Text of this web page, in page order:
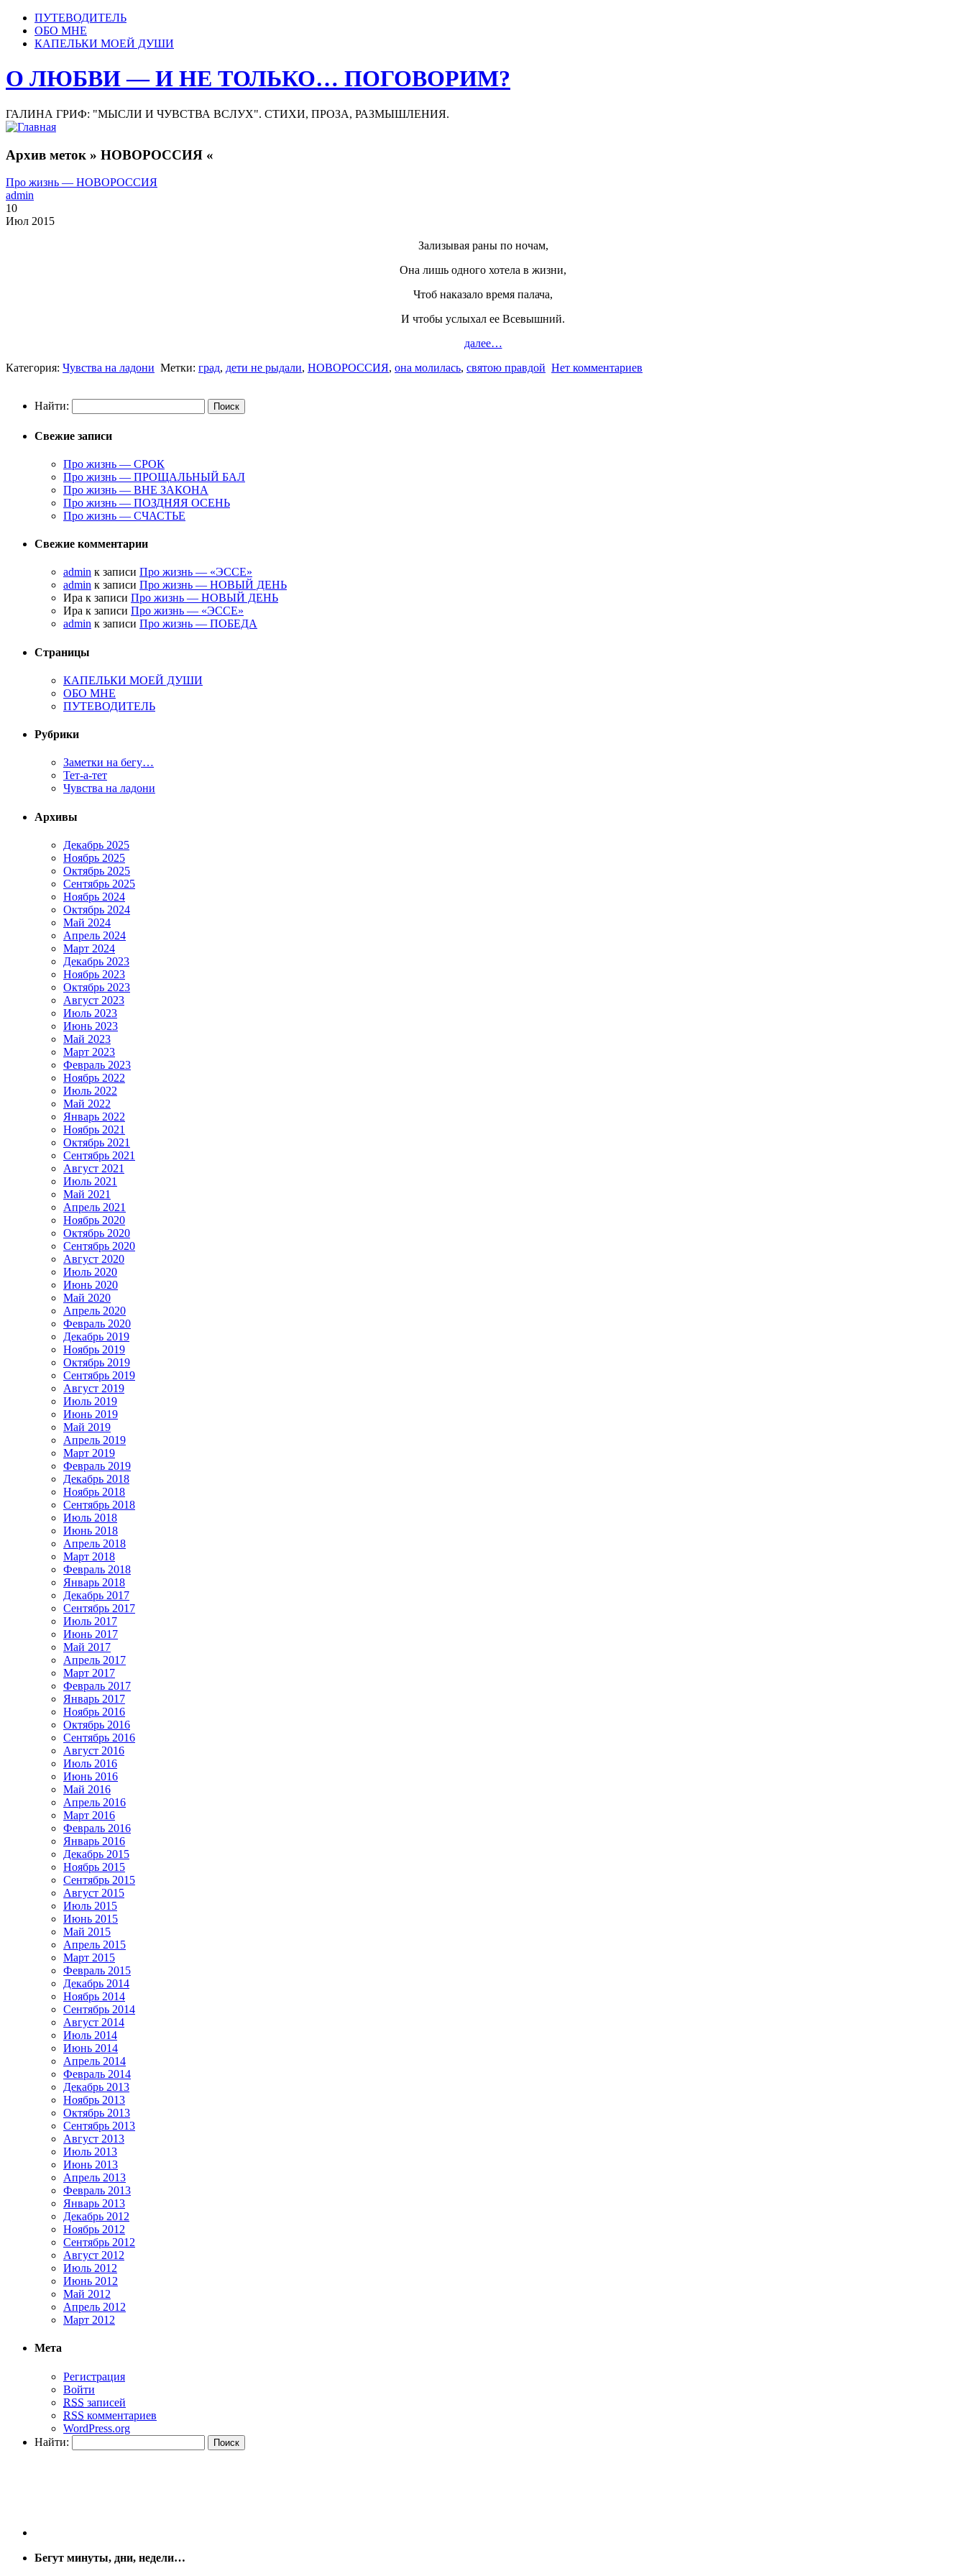
ПУТЕВОДИТЕЛЬ
ОБО МНЕ
КАПЕЛЬКИ МОЕЙ ДУШИ
О ЛЮБВИ — И НЕ ТОЛЬКО… ПОГОВОРИМ?
ГАЛИНА ГРИФ: "МЫСЛИ И ЧУВСТВА ВСЛУХ". СТИХИ, ПРОЗА, РАЗМЫШЛЕНИЯ.
Архив меток » НОВОРОССИЯ «
Про жизнь — НОВОРОССИЯ
admin
10
Июл 2015
Зализывая раны по ночам,
Она лишь одного хотела в жизни,
Чтоб наказало время палача,
И чтобы услыхал ее Всевышний.
далее…
Категория: Чувства на ладони Метки: град, дети не рыдали, НОВОРОССИЯ, она молилась, святою правдой Нет комментариев
Найти:
Свежие записи
Про жизнь — СРОК
Про жизнь — ПРОЩАЛЬНЫЙ БАЛ
Про жизнь — ВНЕ ЗАКОНА
Про жизнь — ПОЗДНЯЯ ОСЕНЬ
Про жизнь — СЧАСТЬЕ
Свежие комментарии
admin к записи Про жизнь — «ЭССЕ»
admin к записи Про жизнь — НОВЫЙ ДЕНЬ
Ира к записи Про жизнь — НОВЫЙ ДЕНЬ
Ира к записи Про жизнь — «ЭССЕ»
admin к записи Про жизнь — ПОБЕДА
Страницы
КАПЕЛЬКИ МОЕЙ ДУШИ
ОБО МНЕ
ПУТЕВОДИТЕЛЬ
Рубрики
Заметки на бегу…
Тет-а-тет
Чувства на ладони
Архивы
Декабрь 2025
Ноябрь 2025
Октябрь 2025
Сентябрь 2025
Ноябрь 2024
Октябрь 2024
Май 2024
Апрель 2024
Март 2024
Декабрь 2023
Ноябрь 2023
Октябрь 2023
Август 2023
Июль 2023
Июнь 2023
Май 2023
Март 2023
Февраль 2023
Ноябрь 2022
Июль 2022
Май 2022
Январь 2022
Ноябрь 2021
Октябрь 2021
Сентябрь 2021
Август 2021
Июль 2021
Май 2021
Апрель 2021
Ноябрь 2020
Октябрь 2020
Сентябрь 2020
Август 2020
Июль 2020
Июнь 2020
Май 2020
Апрель 2020
Февраль 2020
Декабрь 2019
Ноябрь 2019
Октябрь 2019
Сентябрь 2019
Август 2019
Июль 2019
Июнь 2019
Май 2019
Апрель 2019
Март 2019
Февраль 2019
Декабрь 2018
Ноябрь 2018
Сентябрь 2018
Июль 2018
Июнь 2018
Апрель 2018
Март 2018
Февраль 2018
Январь 2018
Декабрь 2017
Сентябрь 2017
Июль 2017
Июнь 2017
Май 2017
Апрель 2017
Март 2017
Февраль 2017
Январь 2017
Ноябрь 2016
Октябрь 2016
Сентябрь 2016
Август 2016
Июль 2016
Июнь 2016
Май 2016
Апрель 2016
Март 2016
Февраль 2016
Январь 2016
Декабрь 2015
Ноябрь 2015
Сентябрь 2015
Август 2015
Июль 2015
Июнь 2015
Май 2015
Апрель 2015
Март 2015
Февраль 2015
Декабрь 2014
Ноябрь 2014
Сентябрь 2014
Август 2014
Июль 2014
Июнь 2014
Апрель 2014
Февраль 2014
Декабрь 2013
Ноябрь 2013
Октябрь 2013
Сентябрь 2013
Август 2013
Июль 2013
Июнь 2013
Апрель 2013
Февраль 2013
Январь 2013
Декабрь 2012
Ноябрь 2012
Сентябрь 2012
Август 2012
Июль 2012
Июнь 2012
Май 2012
Апрель 2012
Март 2012
Мета
Регистрация
Войти
RSS записей
RSS комментариев
WordPress.org
Найти:
Бегут минуты, дни, недели…